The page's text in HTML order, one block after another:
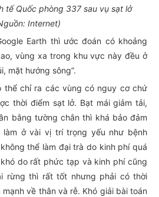
tế Quốc phòng 337 sau vụ sạt lở
Internet)
Earth thì ước đoán có khoảng
vùng xa trong khu vực này đều ở
mặt hướng sông”.
thể chỉ ra các vùng có nguy cơ chứ
thời điểm sạt lở. Bạt mái giảm tải,
bằng tường chắn thì khá bảo đảm
ở vài vị trí trọng yếu như bệnh
thể làm đại trà do kinh phí quá
do rất phức tạp và kinh phí cũng
rừng thì rất tốt nhưng phải có thời
về thân và rễ. Khó giải bài toán